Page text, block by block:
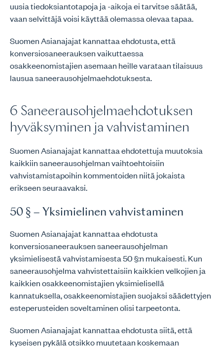
uusia tiedoksiantotapoja ja -aikoja ei tarvitse säätää,
vaan selvittäjä voisi käyttää olemassa olevaa tapaa.
Suomen Asianajajat kannattaa ehdotusta, että
konversiosaneerauksen vaikuttaessa
osakkeenomistajien asemaan heille varataan tilaisuus
lausua saneerausohjelmaehdotuksesta.
6 Saneerausohjelmaehdotuksen
hyväksyminen ja vahvistaminen
Suomen Asianajajat kannattaa ehdotettuja muutoksia
kaikkiin saneerausohjelman vaihtoehtoisiin
vahvistamistapoihin kommentoiden niitä jokaista
erikseen seuraavaksi.
50 § – Yksimielinen vahvistaminen
Suomen Asianajajat kannattaa ehdotusta
konversiosaneerauksen saneerausohjelman
yksimielisestä vahvistamisesta 50 §:n mukaisesti. Kun
saneerausohjelma vahvistettaisiin kaikkien velkojien ja
kaikkien osakkeenomistajien yksimielisellä
kannatuksella, osakkeenomistajien suojaksi säädettyjen
esteperusteiden soveltaminen olisi tarpeetonta.
Suomen Asianajajat kannattaa ehdotusta siitä, että
kyseisen pykälä otsikko muutetaan koskemaan